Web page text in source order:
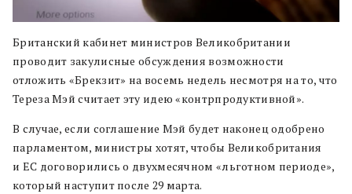
Британский кабинет министров Великобритании
проводит закулисные обсуждения возможности
отложить «Брекзит» на восемь недель несмотря на то, что
Тереза Мэй считает эту идею «контрпродуктивной».
В случае, если соглашение Мэй будет наконец одобрено
парламентом, министры хотят, чтобы Великобритания
и ЕС договорились о двухмесячном «льготном периоде»,
который наступит после 29 марта.